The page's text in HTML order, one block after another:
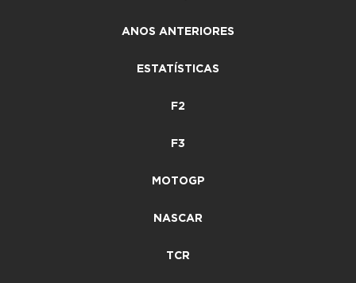
ANOS ANTERIORES
ESTATÍSTICAS
F2
F3
MOTOGP
NASCAR
TCR